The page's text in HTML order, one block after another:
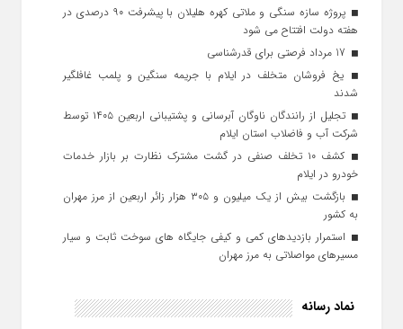
پروژه سازه سنگی و ملاتی کهره هلیلان با پیشرفت ۹۰ درصدی در
هفته دولت افتتاح می شود
یخ‌ فروشان متخلف در ایلام با جریمه سنگین و پلمب غافلگیر
شدند
تجلیل از رانندگان ناوگان آبرسانی و پشتیبانی اربعین ۱۴۰۵ توسط
شرکت آب و فاضلاب استان ایلام
کشف ۱۰ تخلف صنفی در گشت مشترک نظارت بر بازار خدمات
خودرو در ایلام
بازگشت بیش از یک میلیون و ۳۰۵ هزار زائر اربعین از مرز مهران
به کشور
استمرار بازدیدهای کمی و کیفی جایگاه‌ های سوخت ثابت و سیار
مسیرهای مواصلاتی به مرز مهران
نماد رسانه